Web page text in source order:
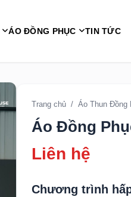
ÁO ĐỒNG PHỤC TIN TỨC
Trang chủ / Áo Thun Đồng
Áo Đồng
Liên hệ
Chương trình